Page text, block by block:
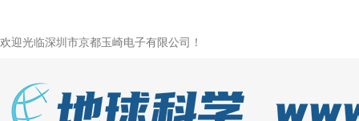
欢迎光临深圳市京都玉崎电子有限公司！